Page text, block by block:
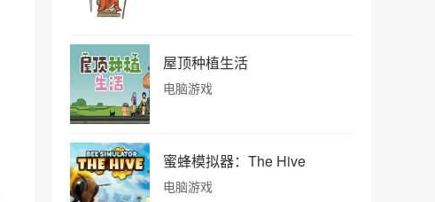
屋顶种植生活
电脑游戏
蜜蜂模拟器：The Hive
电脑游戏